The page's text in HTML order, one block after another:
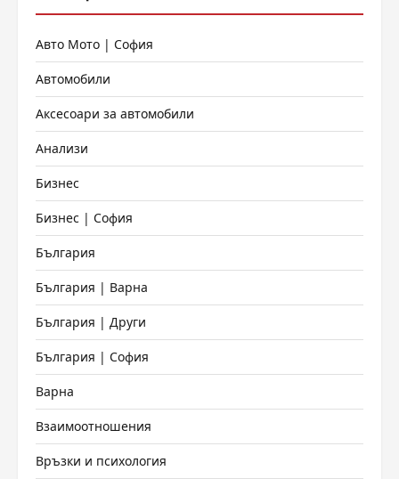
Авто Мото | София
Автомобили
Аксесоари за автомобили
Анализи
Бизнес
Бизнес | София
България
България | Варна
България | Други
България | София
Варна
Взаимоотношения
Връзки и психология